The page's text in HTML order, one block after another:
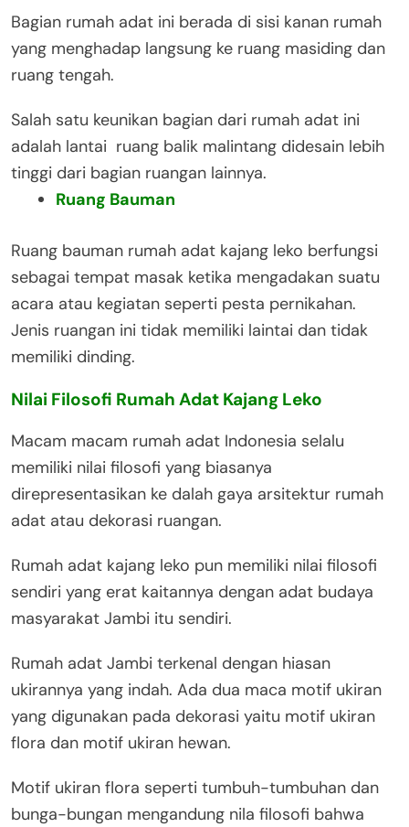
Bagian rumah adat ini berada di sisi kanan rumah
yang menghadap langsung ke ruang masiding dan
ruang tengah.
Salah satu keunikan bagian dari rumah adat ini
adalah lantai ruang balik malintang didesain lebih
tinggi dari bagian ruangan lainnya.
Ruang Bauman
Ruang bauman rumah adat kajang leko berfungsi
sebagai tempat masak ketika mengadakan suatu
acara atau kegiatan seperti pesta pernikahan.
Jenis ruangan ini tidak memiliki laintai dan tidak
memiliki dinding.
Nilai Filosofi Rumah Adat Kajang Leko
Macam macam rumah adat Indonesia selalu
memiliki nilai filosofi yang biasanya
direpresentasikan ke dalah gaya arsitektur rumah
adat atau dekorasi ruangan.
Rumah adat kajang leko pun memiliki nilai filosofi
sendiri yang erat kaitannya dengan adat budaya
masyarakat Jambi itu sendiri.
Rumah adat Jambi terkenal dengan hiasan
ukirannya yang indah. Ada dua maca motif ukiran
yang digunakan pada dekorasi yaitu motif ukiran
flora dan motif ukiran hewan.
Motif ukiran flora seperti tumbuh-tumbuhan dan
bunga-bungan mengandung nila filosofi bahwa